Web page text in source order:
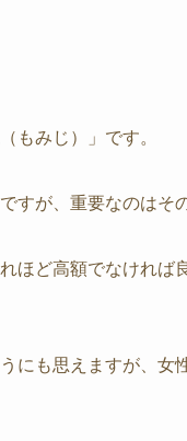
もみじ）」です。
すが、重要なのはそ
ほど高額でなければ
にも思えますが、女